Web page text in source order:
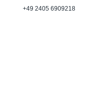
+49 2405 6909218